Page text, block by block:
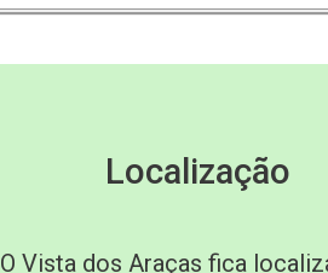
Localização
O Vista dos Araças fica